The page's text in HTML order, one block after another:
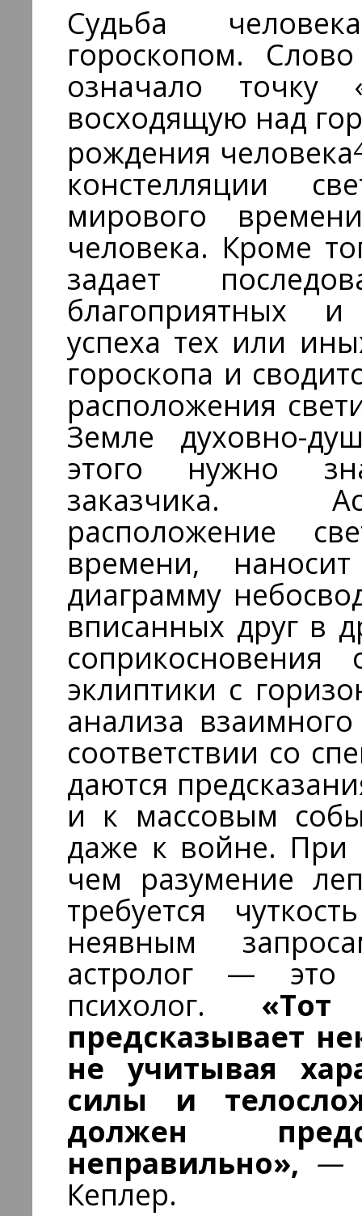
Судьба
гороскопом.
означало точку
восходящую над
рождения человека
констелляции
мирового
человека. Кроме
задает
благоприятных
успеха тех или
гороскопа и
расположения
Земле духовно-
этого нужно
заказчика.
расположение
времени,
диаграмму
вписанных друг в
соприкосновения
эклиптики с
анализа
соответствии со
даются
и к массовым
даже к войне. При
чем разумение
требуется
неявным
астролог — это
психолог. «Тот
предсказывает
не учитывая
силы и
должен
неправильно», —
Кеплер.